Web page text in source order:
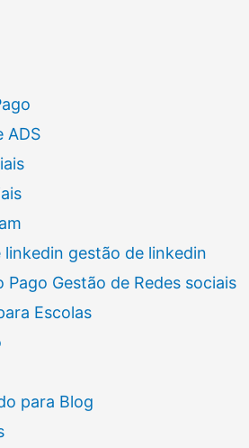
ADS
gestão de linkedin
Pago Gestão de Redes sociais
Escolas
para Blog